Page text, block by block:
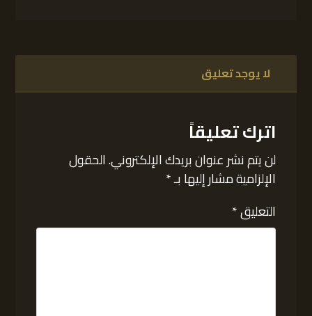
لا يوجد تعليق
اترك تعليقاً
لن يتم نشر عنوان بريدك الإلكتروني.الحقول
الإلزامية مشار إليها بـ*
التعليق*